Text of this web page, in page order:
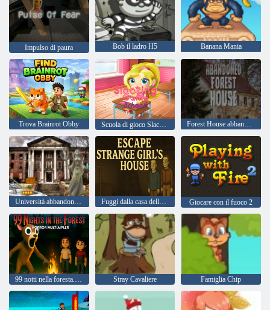
Impulso di paura Bob il ladro H5 Banana Mania
Trova Brainrot Obby Scuola di gioco Slacking Forest House abbandonata
Fuggi dalla casa della strana ragazza Giocare con il fuoco 2
Stray Cavaliere Famiglia Chip